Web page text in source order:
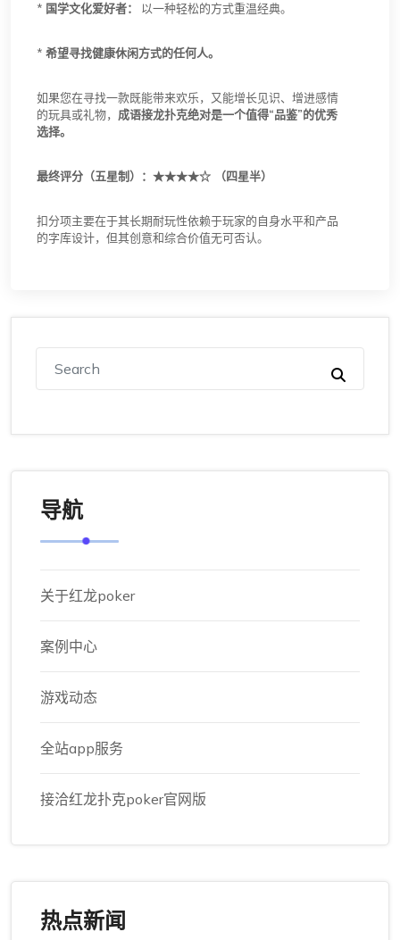
* 国学文化爱好者： 以一种轻松的方式重温经典。
* 希望寻找健康休闲方式的任何人。
如果您在寻找一款既能带来欢乐，又能增长见识、增进感情
的玩具或礼物， 成语接龙扑克绝对是一个值得“品鉴”的优秀
选择。
最终评分（五星制）：★★★★☆ （四星半）
扣分项主要在于其长期耐玩性依赖于玩家的自身水平和产品
的字库设计，但其创意和综合价值无可否认。
导航
关于红龙poker
案例中心
游戏动态
全站app服务
接洽红龙扑克poker官网版
热点新闻